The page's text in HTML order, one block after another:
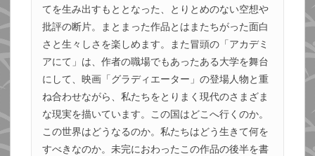
てを生み出すもととなった、とりとめのない空想や
批評の断片。まとまった作品とはまたちがった面白
さと生々しさを楽しめます。また冒頭の「アカデミ
アにて」は、作者の職場でもあったある大学を舞台
にして、映画「グラディエーター」の登場人物と重
ね合わせながら、私たちをとりまく現代のさまざま
な現実を描いています。この国はどこへ行くのか。
この世界はどうなるのか。私たちはどう生きて何を
すべきなのか。未完におわったこの作品の後半を書